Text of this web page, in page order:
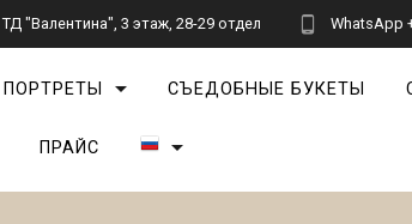
"Валентина", 3 этаж, 28-29 отдел WhatsApp
СЪЕДОБНЫЕ БУКЕТЫ
ПРАЙС